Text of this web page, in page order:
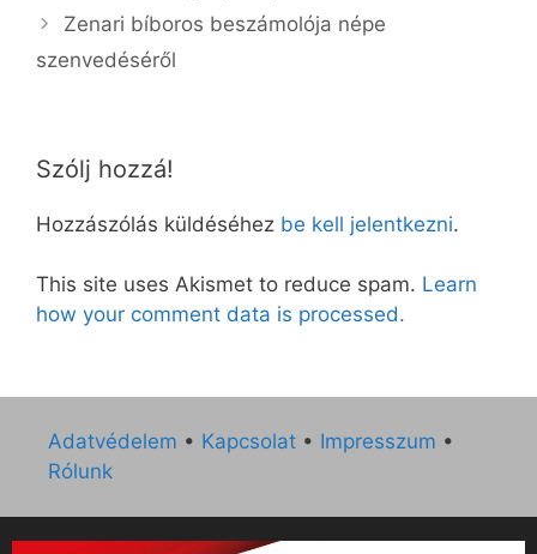
Zenari bíboros beszámolója népe
szenvedéséről
Szólj hozzá!
Hozzászólás küldéséhez be kell jelentkezni.
This site uses Akismet to reduce spam. Learn
how your comment data is processed.
Adatvédelem • Kapcsolat • Impresszum •
Rólunk